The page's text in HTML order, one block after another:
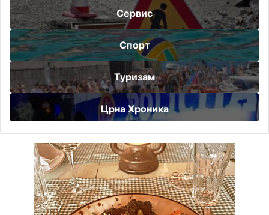
Сервис
Спорт
Туризам
Црна Хроника